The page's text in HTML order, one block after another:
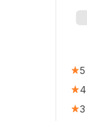
5
4
3